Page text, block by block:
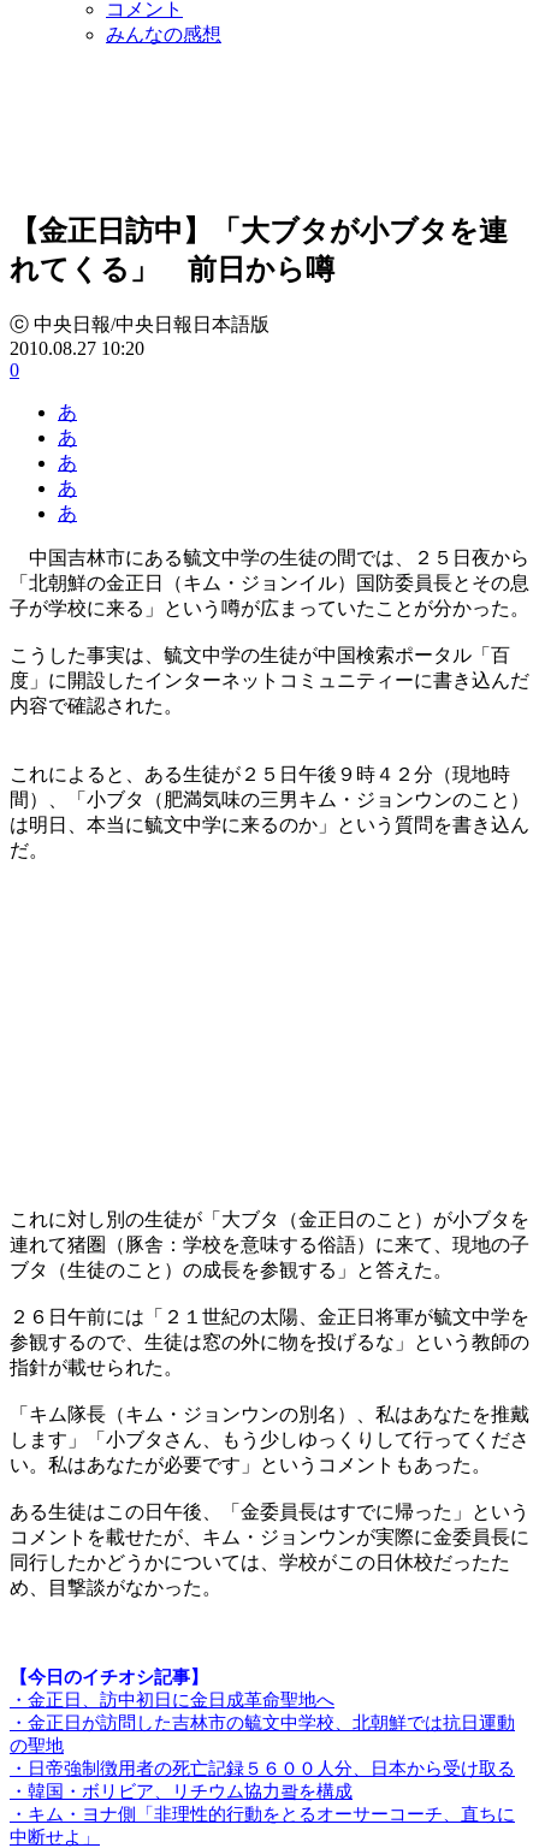
コメント
みんなの感想
【金正日訪中】「大ブタが小ブタを連
れてくる」 前日から噂
ⓒ 中央日報/中央日報日本語版
2010.08.27 10:20
0
あ
あ
あ
あ
あ
中国吉林市にある毓文中学の生徒の間では、２５日夜から
「北朝鮮の金正日（キム・ジョンイル）国防委員長とその息
子が学校に来る」という噂が広まっていたことが分かった。
こうした事実は、毓文中学の生徒が中国検索ポータル「百
度」に開設したインターネットコミュニティーに書き込んだ
内容で確認された。
これによると、ある生徒が２５日午後９時４２分（現地時
間）、「小ブタ（肥満気味の三男キム・ジョンウンのこと）
は明日、本当に毓文中学に来るのか」という質問を書き込ん
だ。
これに対し別の生徒が「大ブタ（金正日のこと）が小ブタを
連れて猪圏（豚舎：学校を意味する俗語）に来て、現地の子
ブタ（生徒のこと）の成長を参観する」と答えた。
２６日午前には「２１世紀の太陽、金正日将軍が毓文中学を
参観するので、生徒は窓の外に物を投げるな」という教師の
指針が載せられた。
「キム隊長（キム・ジョンウンの別名）、私はあなたを推戴
します」「小ブタさん、もう少しゆっくりして行ってくださ
い。私はあなたが必要です」というコメントもあった。
ある生徒はこの日午後、「金委員長はすでに帰った」という
コメントを載せたが、キム・ジョンウンが実際に金委員長に
同行したかどうかについては、学校がこの日休校だったた
め、目撃談がなかった。
【今日のイチオシ記事】
・金正日、訪中初日に金日成革命聖地へ
・金正日が訪問した吉林市の毓文中学校、北朝鮮では抗日運動
の聖地
・日帝強制徴用者の死亡記録５６００人分、日本から受け取る
・韓国・ボリビア、リチウム協力쾈を構成
・キム・ヨナ側「非理性的行動をとるオーサーコーチ、直ちに
中断せよ」